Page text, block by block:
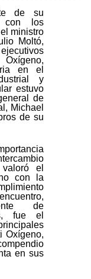
de su
con los
ministro
Moltó,
en el
y
estuvo
de
Michael
de su
el
con la
de
fue el
Oxígeno,
en sus